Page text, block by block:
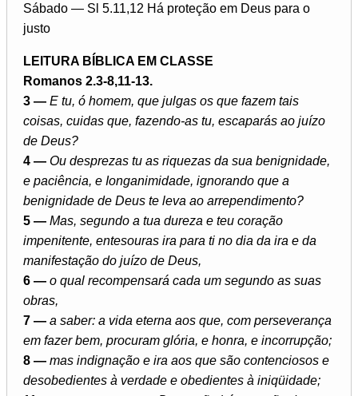
Sábado — Sl 5.11,12 Há proteção em Deus para o
justo
LEITURA BÍBLICA EM CLASSE
Romanos 2.3-8,11-13.
3 — E tu, ó homem, que julgas os que fazem tais
coisas, cuidas que, fazendo-as tu, escaparás ao juízo
de Deus?
4 — Ou desprezas tu as riquezas da sua benignidade,
e paciência, e Ionganimidade, ignorando que a
benignidade de Deus te leva ao arrependimento?
5 — Mas, segundo a tua dureza e teu coração
impenitente, entesouras ira para ti no dia da ira e da
manifestação do juízo de Deus,
6 — o qual recompensará cada um segundo as suas
obras,
7 — a saber: a vida eterna aos que, com perseverança
em fazer bem, procuram glória, e honra, e incorrupção;
8 — mas indignação e ira aos que são contenciosos e
desobedientes à verdade e obedientes à iniqüidade;